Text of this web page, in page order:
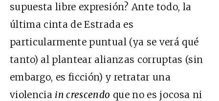
supuesta libre expresión? Ante todo, la
última cinta de Estrada es
particularmente puntual (ya se verá qué
tanto) al plantear alianzas corruptas (sin
embargo, es ficción) y retratar una
violencia in crescendo que no es jocosa ni